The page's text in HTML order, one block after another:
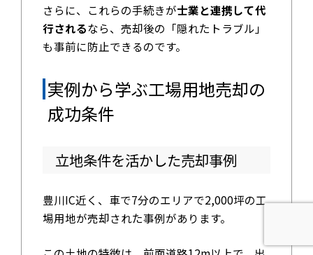
さらに、これらの手続きが士業と連携して代
行されるなら、売却後の「隠れたトラブル」
も事前に防止できるのです。
実例から学ぶ工場用地売却の
成功条件
立地条件を活かした売却事例
豊川IC近く、車で7分のエリアで2,000坪の工
場用地が売却された事例があります。